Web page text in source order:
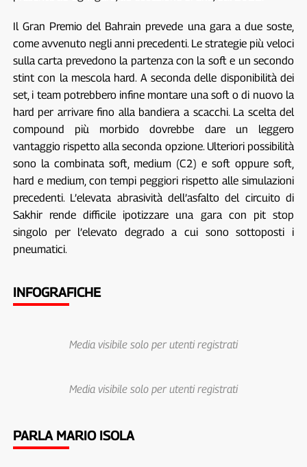
Il Gran Premio del Bahrain prevede una gara a due soste,
come avvenuto negli anni precedenti. Le strategie più veloci
sulla carta prevedono la partenza con la soft e un secondo
stint con la mescola hard. A seconda delle disponibilità dei
set, i team potrebbero infine montare una soft o di nuovo la
hard per arrivare fino alla bandiera a scacchi. La scelta del
compound più morbido dovrebbe dare un leggero
vantaggio rispetto alla seconda opzione. Ulteriori possibilità
sono la combinata soft, medium (C2) e soft oppure soft,
hard e medium, con tempi peggiori rispetto alle simulazioni
precedenti. L’elevata abrasività dell’asfalto del circuito di
Sakhir rende difficile ipotizzare una gara con pit stop
singolo per l’elevato degrado a cui sono sottoposti i
pneumatici.
INFOGRAFICHE
Media visibile solo per utenti registrati
Media visibile solo per utenti registrati
PARLA MARIO ISOLA